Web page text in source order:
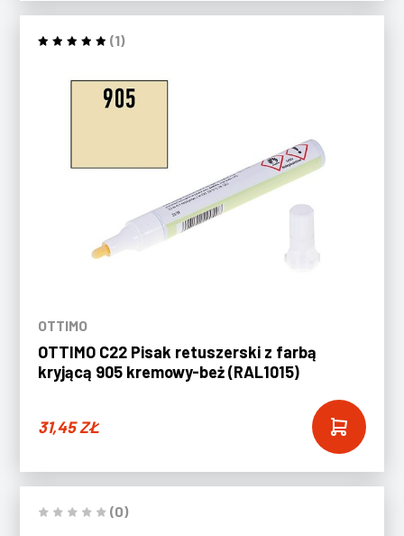
(1)
OTTIMO
OTTIMO C22 Pisak retuszerski z farbą
kryjącą 905 kremowy-beż (RAL1015)
31,45ZŁ
(0)